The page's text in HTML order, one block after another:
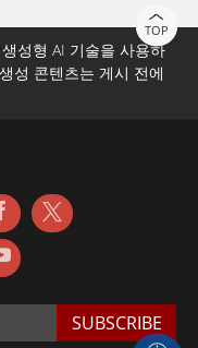
TOP
성형 AI 기술을 사용하
성 콘텐츠는 게시 전에